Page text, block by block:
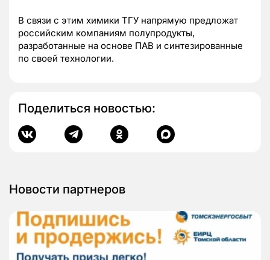
В связи с этим химики ТГУ напрямую предложат
российским компаниям полупродукты,
разработанные на основе ПАВ и синтезированные
по своей технологии.
Поделиться новостью:
Новости партнеров